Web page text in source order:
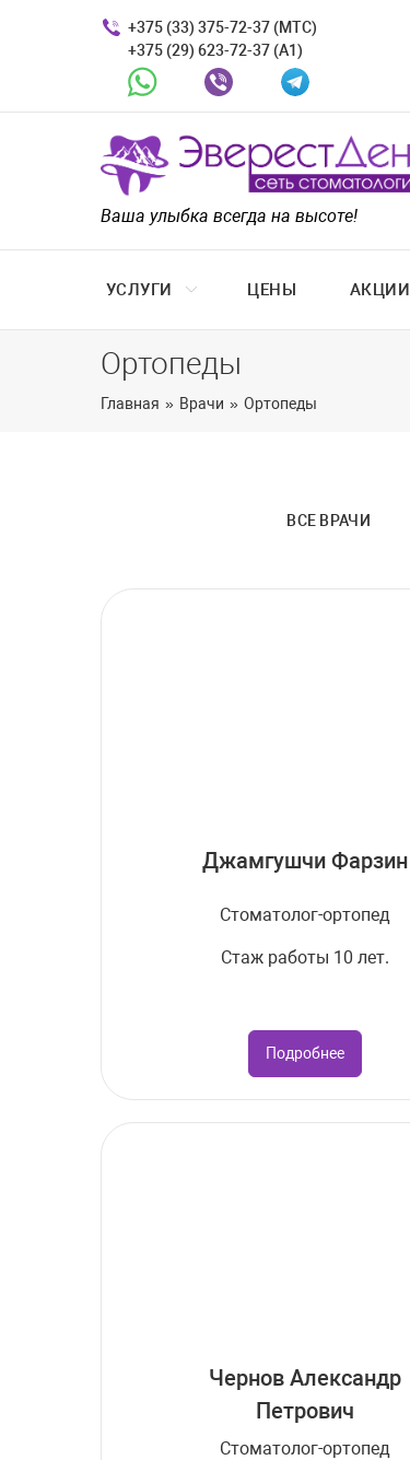
+375 (33) 375-72-37 (МТС)
+375 (29) 623-72-37 (A1)
Whatsapp Viber Telegram
Ваша улыбка всегда на высоте!
УСЛУГИ ЦЕНЫ АКЦИИ
Ортопеды
Главная » Врачи » Ортопеды
ВСЕ ВРАЧИ
Джамгушчи Фарзин
Стоматолог-ортопед
Стаж работы 10 лет.
Подробнее
Чернов Александр
Петрович
Стоматолог-ортопед